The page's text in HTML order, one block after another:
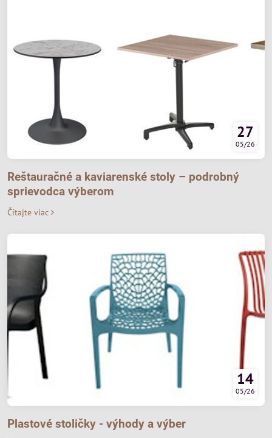
27
05/26
Reštauračné a kaviarenské stoly – podrobný
sprievodca výberom
Čítajte viac
14
05/26
Plastové stoličky - výhody a výber